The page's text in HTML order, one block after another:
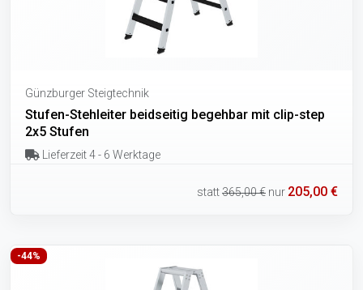
Günzburger Steigtechnik
Stufen-Stehleiter beidseitig begehbar mit clip-step
2x5 Stufen
Lieferzeit 4 - 6 Werktage
statt365,00 € nur 205,00 €
-44%